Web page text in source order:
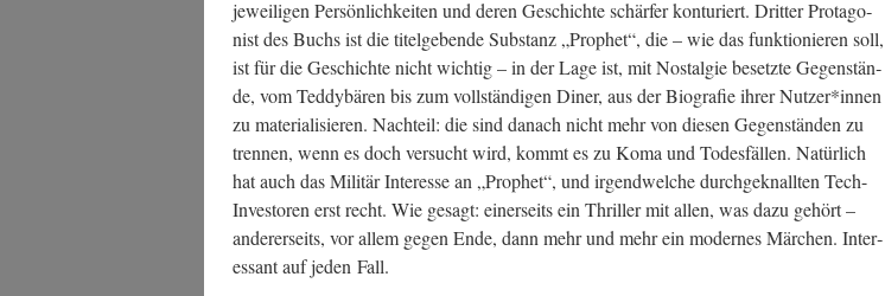
jewei­li­gen Per­sön­lich­kei­ten und deren Geschich­te schär­fer kon­tu­riert. Drit­ter Prot­ago­
nist des Buchs ist die titel­ge­ben­de Sub­stanz „Pro­phet“, die – wie das funk­tio­nie­ren soll,
ist für die Geschich­te nicht wich­tig – in der Lage ist, mit Nost­al­gie besetz­te Gegen­stän­
de, vom Ted­dy­bä­ren bis zum voll­stän­di­gen Diner, aus der Bio­gra­fie ihrer Nutzer*innen
zu mate­ria­li­sie­ren. Nach­teil: die sind danach nicht mehr von die­sen Gegen­stän­den zu
tren­nen, wenn es doch ver­sucht wird, kommt es zu Koma und Todes­fäl­len. Natür­lich
hat auch das Mili­tär Inter­es­se an „Pro­phet“, und irgend­wel­che durch­ge­knall­ten Tech-
Inves­to­ren erst recht. Wie gesagt: einer­seits ein Thril­ler mit allen, was dazu gehört –
ande­rer­seits, vor allem gegen Ende, dann mehr und mehr ein moder­nes Mär­chen. Inter­
es­sant auf jeden Fall.